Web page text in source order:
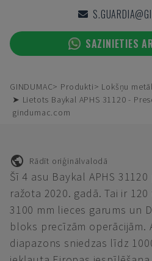
SAZINIETIES
GINDUMAC Produkti
Lokšņu
➤ Lietots Baykal APHS 31120 -
gindumac.com
Rādīt oriģinālvalodā
Šī 4 asu Baykal APHS
ražota 2020. gadā. Tai ir
3100 mm lieces garums un
bloks precīzām operācijām.
diapazons sniedzas līdz